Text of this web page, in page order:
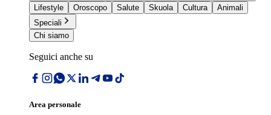
Lifestyle
Oroscopo Salute Skuola Cultura
Animali
Speciali
Chi siamo
Seguici anche su
Area personale